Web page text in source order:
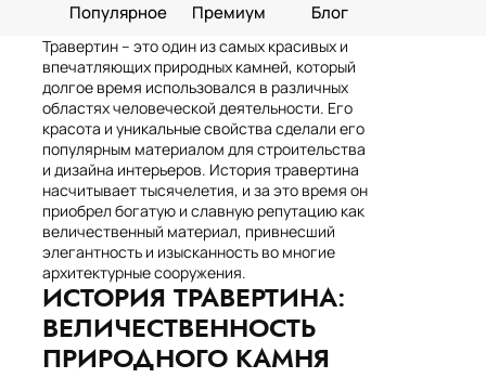
Популярное
Премиум Блог
Травертин – это один из самых красивых и
впечатляющих природных камней, который
долгое время использовался в различных
областях человеческой деятельности. Его
красота и уникальные свойства сделали его
популярным материалом для строительства
и дизайна интерьеров. История травертина
насчитывает тысячелетия, и за это время он
приобрел богатую и славную репутацию как
величественный материал, привнесший
элегантность и изысканность во многие
архитектурные сооружения.
ИСТОРИЯ ТРАВЕРТИНА:
ВЕЛИЧЕСТВЕННОСТЬ
ПРИРОДНОГО КАМНЯ